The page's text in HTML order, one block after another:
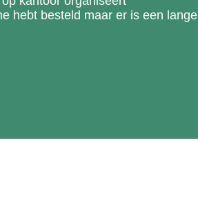
hebt besteld maar er is een lange